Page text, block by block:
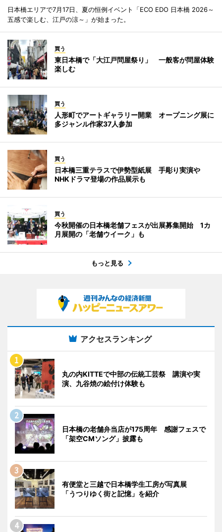
日本橋エリアで7月17日、夏の恒例イベント「ECO EDO 日本橋 2026～
五感で楽しむ、江戸の涼～」が始まった。
買う
東日本橋で「大江戸問屋祭り」 一般客が問屋体験
楽しむ
買う
人形町でアートギャラリー開業 オープニング展に
多ジャンル作家37人参加
買う
日本橋三重テラスで伊勢型紙展 手彫り実演や
NHKドラマ登場の作品展示も
買う
今秋開催の日本橋老舗フェスが出展募集開始 1カ
月展開の「老舗ウイーク」も
もっと見る
アクセスランキング
丸の内KITTEで中部の伝統工芸祭 講演や実
演、九谷焼の絵付け体験も
日本橋の老舗弁当店が175周年 感謝フェスで
「架空CMソング」披露も
有便堂と三越で日本橋学生工房が写真展
「うつりゆく街と記憶」を紹介